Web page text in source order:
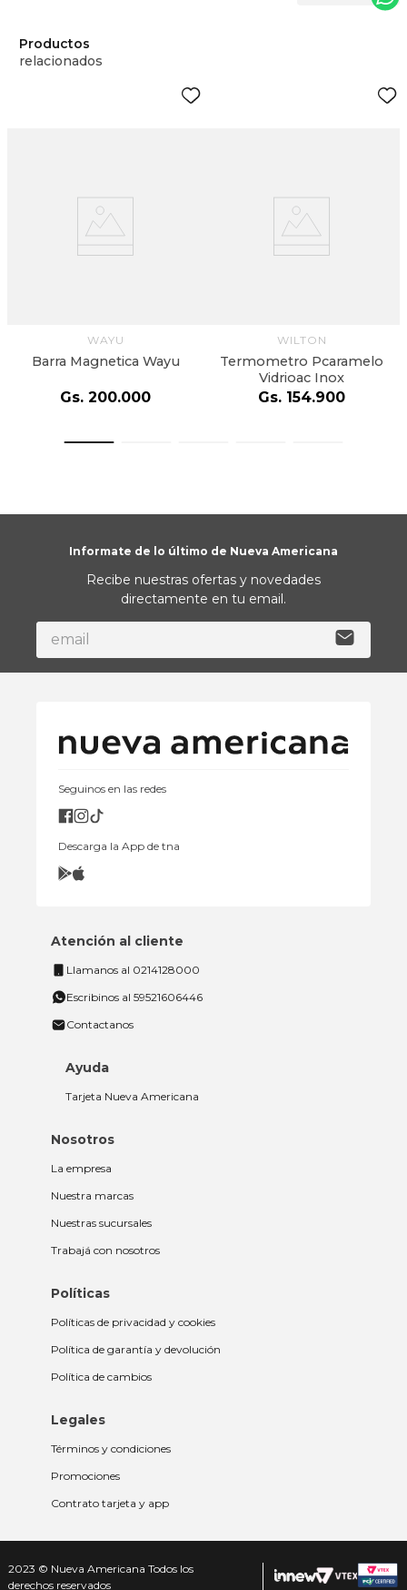
Productos
relacionados
WAYU
Barra Magnetica Wayu
Gs. 200.000
WILTON
Termometro Pcaramelo
Vidrioac Inox
Gs. 154.900
Informate de lo último de Nueva Americana
Recibe nuestras ofertas y novedades
directamente en tu email.
Seguinos en las redes
Descarga la App de tna
Atención al cliente
Llamanos al 0214128000
Escribinos al 59521606446
Contactanos
Ayuda
Tarjeta Nueva Americana
Nosotros
La empresa
Nuestra marcas
Nuestras sucursales
Trabajá con nosotros
Políticas
Políticas de privacidad y cookies
Política de garantía y devolución
Política de cambios
Legales
Términos y condiciones
Promociones
Contrato tarjeta y app
2023 © Nueva Americana Todos los
derechos reservados